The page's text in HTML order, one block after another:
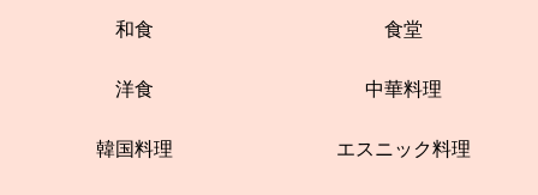
和食 食堂
洋食 中華料理
韓国料理 エスニック料理